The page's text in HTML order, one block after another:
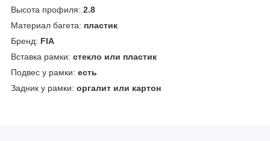
Высота профиля: 2.8
Материал багета: пластик
Бренд: FIA
Вставка рамки: стекло или пластик
Подвес у рамки: есть
Задник у рамки: оргалит или картон